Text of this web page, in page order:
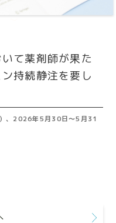
て薬剤師が果た
持続静注を要し
、2026年5月30日～5月31